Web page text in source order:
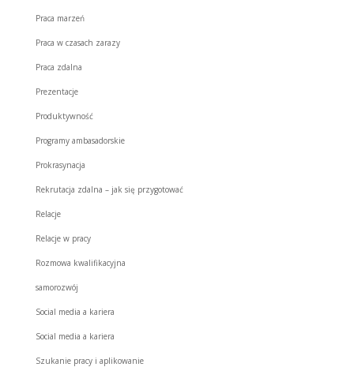
Praca marzeń
Praca w czasach zarazy
Praca zdalna
Prezentacje
Produktywność
Programy ambasadorskie
Prokrasynacja
Rekrutacja zdalna – jak się przygotować
Relacje
Relacje w pracy
Rozmowa kwalifikacyjna
samorozwój
Social media a kariera
Social media a kariera
Szukanie pracy i aplikowanie